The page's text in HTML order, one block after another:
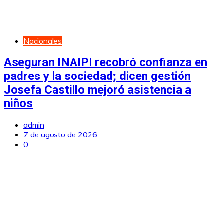
Nacionales
Aseguran INAIPI recobró confianza en
padres y la sociedad; dicen gestión
Josefa Castillo mejoró asistencia a
niños
admin
7 de agosto de 2026
0